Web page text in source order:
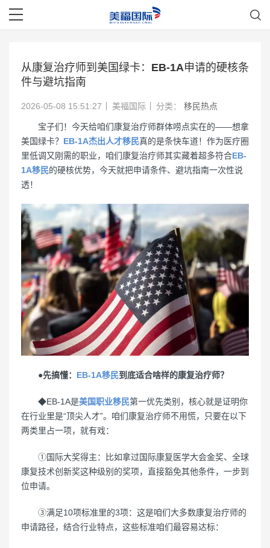
从康复治疗师到美国绿卡：EB-1A申请的硬核条
件与避坑指南
2026-05-08 15:51:27 美福国际 分类： 移民热点
宝子们！今天给咱们康复治疗师群体唠点实在的——想拿
美国绿卡？ EB-1A杰出人才移民真的是条快车道！作为医疗圈
里低调又刚需的职业，咱们康复治疗师其实藏着超多符合EB-
1A移民的硬核优势，今天就把申请条件、避坑指南一次性说
透！
●先搞懂： EB-1A移民到底适合啥样的康复治疗师？
◆EB-1A是美国职业移民第一优先类别，核心就是证明你
在行业里是“顶尖人才”。咱们康复治疗师不用慌，只要在以下
两类里占一项，就有戏：
①国际大奖得主：比如拿过国际康复医学大会金奖、全球
康复技术创新奖这种级别的奖项，直接豁免其他条件，一步到
位申请。
③满足10项标准里的3项：这是咱们大多数康复治疗师的
申请路径，结合行业特点，这些标准咱们最容易达标：